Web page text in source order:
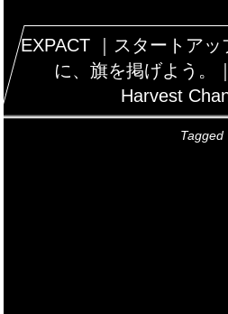
EXPACT ｜スタートア
に、旗を掲げよう。
Harvest
Tagged